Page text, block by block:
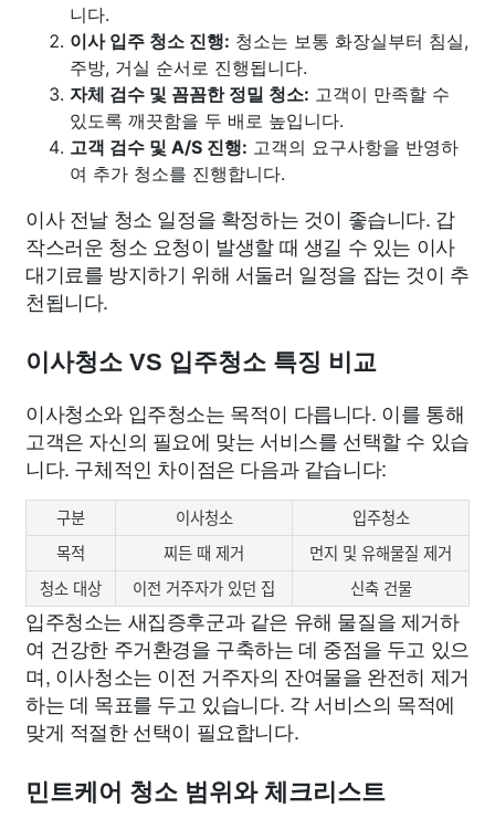
니다.
이사 입주 청소 진행: 청소는 보통 화장실부터 침실,
주방, 거실 순서로 진행됩니다.
자체 검수 및 꼼꼼한 정밀 청소: 고객이 만족할 수
있도록 깨끗함을 두 배로 높입니다.
고객 검수 및 A/S 진행: 고객의 요구사항을 반영하
여 추가 청소를 진행합니다.
이사 전날 청소 일정을 확정하는 것이 좋습니다. 갑
작스러운 청소 요청이 발생할 때 생길 수 있는 이사
대기료를 방지하기 위해 서둘러 일정을 잡는 것이 추
천됩니다.
이사청소 VS 입주청소 특징 비교
이사청소와 입주청소는 목적이 다릅니다. 이를 통해
고객은 자신의 필요에 맞는 서비스를 선택할 수 있습
니다. 구체적인 차이점은 다음과 같습니다:
구분 이사청소
입주청소
목적
찌든 때 제거
먼지 및 유해물질 제거
청소 대상
이전 거주자가 있던 집 신축 건물
입주청소는 새집증후군과 같은 유해 물질을 제거하
여 건강한 주거환경을 구축하는 데 중점을 두고 있으
며, 이사청소는 이전 거주자의 잔여물을 완전히 제거
하는 데 목표를 두고 있습니다. 각 서비스의 목적에
맞게 적절한 선택이 필요합니다.
민트케어 청소 범위와 체크리스트